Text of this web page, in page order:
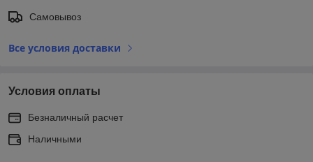
Самовывоз
Все условия доставки
Условия оплаты
Безналичный расчет
Наличными